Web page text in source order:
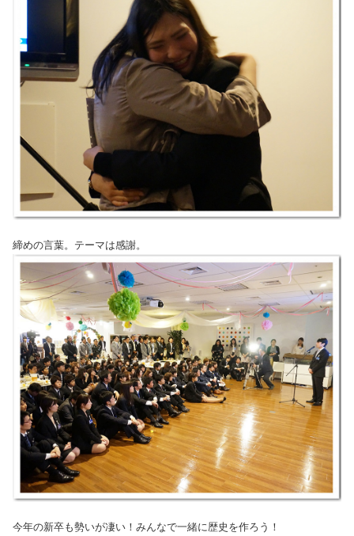
締めの言葉。テーマは感謝。
今年の新卒も勢いが凄い！みんなで一緒に歴史を作ろう！